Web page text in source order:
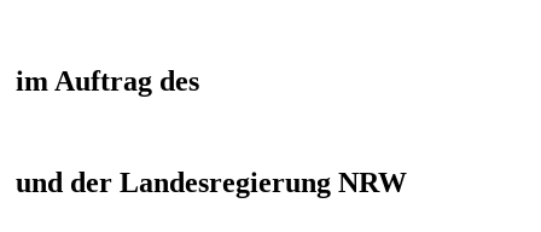
im Auftrag des
und der Landesregierung NRW